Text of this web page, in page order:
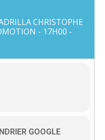
CHRISTOPHE
- 17H00 -
GOOGLE